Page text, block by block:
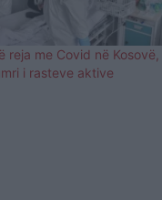
reja me Covid në Kosovë,
i rasteve aktive